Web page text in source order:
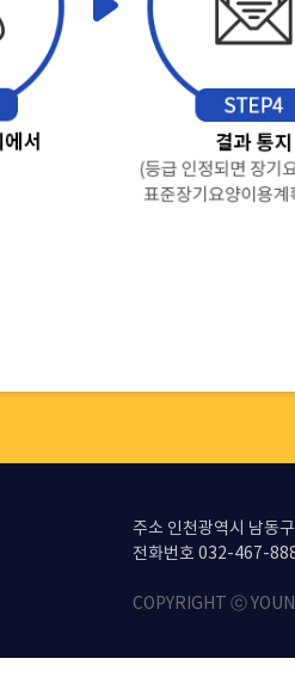
주소 인천광역시 남동
전화번호 032-467-
COPYRIGHT ⓒ